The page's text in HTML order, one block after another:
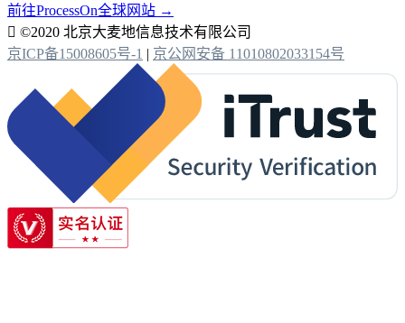
前往ProcessOn全球网站 →
 ©2020 北京大麦地信息技术有限公司
京ICP备15008605号-1 | 京公网安备 11010802033154号